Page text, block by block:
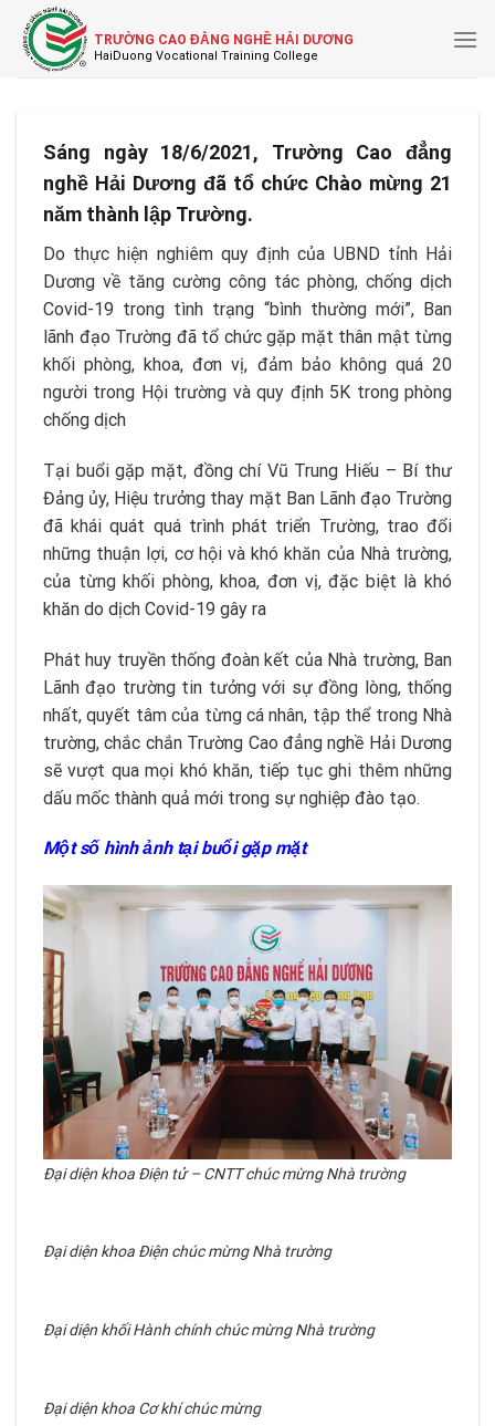
Skip
content
TRƯỜNG CAO ĐẲNG NGHỀ HẢI DƯƠNG
Sáng ngày 18/6/2021, Trường Cao đẳng
nghề Hải Dương đã tổ chức Chào mừng 21
năm thành lập Trường.
Do thực hiện nghiêm quy định của UBND tỉnh Hải
Dương về tăng cường công tác phòng, chống dịch
Covid-19 trong tình trạng “bình thường mới”, Ban
lãnh đạo Trường đã tổ chức gặp mặt thân mật từng
khối phòng, khoa, đơn vị, đảm bảo không quá 20
người trong Hội trường và quy định 5K trong phòng
chống dịch
Tại buổi gặp mặt, đồng chí Vũ Trung Hiếu – Bí thư
Đảng ủy, Hiệu trưởng thay mặt Ban Lãnh đạo Trường
đã khái quát quá trình phát triển Trường, trao đổi
những thuận lợi, cơ hội và khó khăn của Nhà trường,
của từng khối phòng, khoa, đơn vị, đặc biệt là khó
khăn do dịch Covid-19 gây ra
Phát huy truyền thống đoàn kết của Nhà trường, Ban
Lãnh đạo trường tin tưởng với sự đồng lòng, thống
nhất, quyết tâm của từng cá nhân, tập thể trong Nhà
trường, chắc chắn Trường Cao đẳng nghề Hải Dương
sẽ vượt qua mọi khó khăn, tiếp tục ghi thêm những
dấu mốc thành quả mới trong sự nghiệp đào tạo.
Một số hình ảnh tại buổi gặp mặt
Đại diện khoa Điện tử – CNTT chúc mừng Nhà trường
Đại diện khoa Điện chúc mừng Nhà trường
Đại diện khối Hành chính chúc mừng Nhà trường
Đại diện khoa Cơ khí chúc mừng